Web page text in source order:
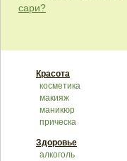
сари?
Красота
косметика
макияж
маникюр
прическа
Здоровье
алкоголь